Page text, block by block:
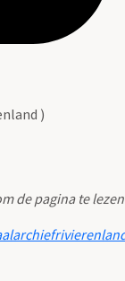
)
de pagina te